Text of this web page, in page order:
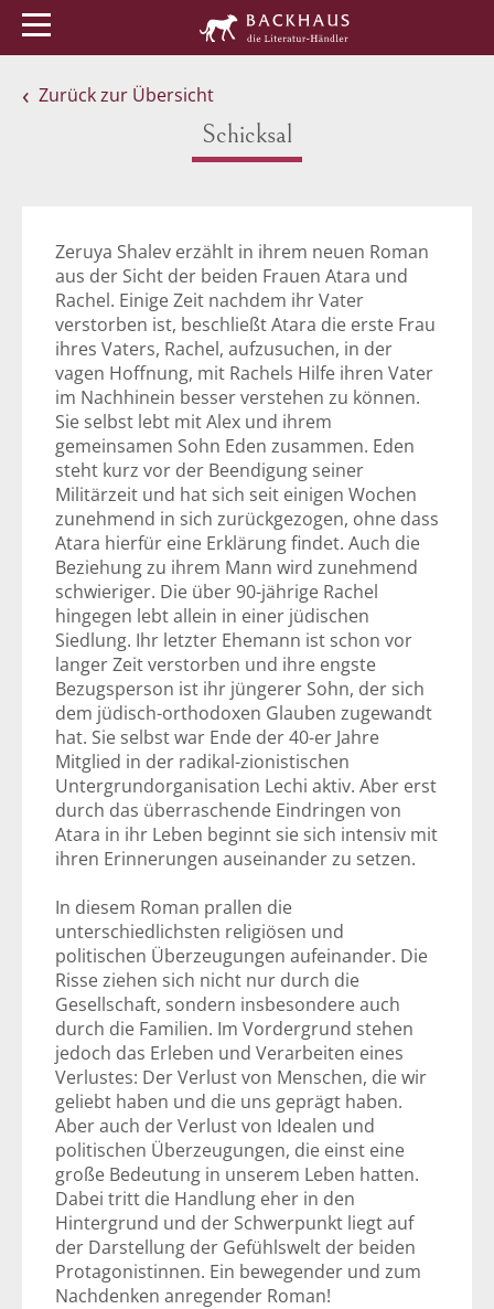
Zurück zur Übersicht
Schicksal
Zeruya Shalev erzählt in ihrem neuen Roman
aus der Sicht der beiden Frauen Atara und
Rachel. Einige Zeit nachdem ihr Vater
verstorben ist, beschließt Atara die erste Frau
ihres Vaters, Rachel, aufzusuchen, in der
vagen Hoffnung, mit Rachels Hilfe ihren Vater
im Nachhinein besser verstehen zu können.
Sie selbst lebt mit Alex und ihrem
gemeinsamen Sohn Eden zusammen. Eden
steht kurz vor der Beendigung seiner
Militärzeit und hat sich seit einigen Wochen
zunehmend in sich zurückgezogen, ohne dass
Atara hierfür eine Erklärung findet. Auch die
Beziehung zu ihrem Mann wird zunehmend
schwieriger. Die über 90-jährige Rachel
hingegen lebt allein in einer jüdischen
Siedlung. Ihr letzter Ehemann ist schon vor
langer Zeit verstorben und ihre engste
Bezugsperson ist ihr jüngerer Sohn, der sich
dem jüdisch-orthodoxen Glauben zugewandt
hat. Sie selbst war Ende der 40-er Jahre
Mitglied in der radikal-zionistischen
Untergrundorganisation Lechi aktiv. Aber erst
durch das überraschende Eindringen von
Atara in ihr Leben beginnt sie sich intensiv mit
ihren Erinnerungen auseinander zu setzen.
In diesem Roman prallen die
unterschiedlichsten religiösen und
politischen Überzeugungen aufeinander. Die
Risse ziehen sich nicht nur durch die
Gesellschaft, sondern insbesondere auch
durch die Familien. Im Vordergrund stehen
jedoch das Erleben und Verarbeiten eines
Verlustes: Der Verlust von Menschen, die wir
geliebt haben und die uns geprägt haben.
Aber auch der Verlust von Idealen und
politischen Überzeugungen, die einst eine
große Bedeutung in unserem Leben hatten.
Dabei tritt die Handlung eher in den
Hintergrund und der Schwerpunkt liegt auf
der Darstellung der Gefühlswelt der beiden
Protagonistinnen. Ein bewegender und zum
Nachdenken anregender Roman!